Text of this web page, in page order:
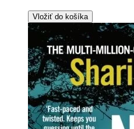
Vložiť do košíka